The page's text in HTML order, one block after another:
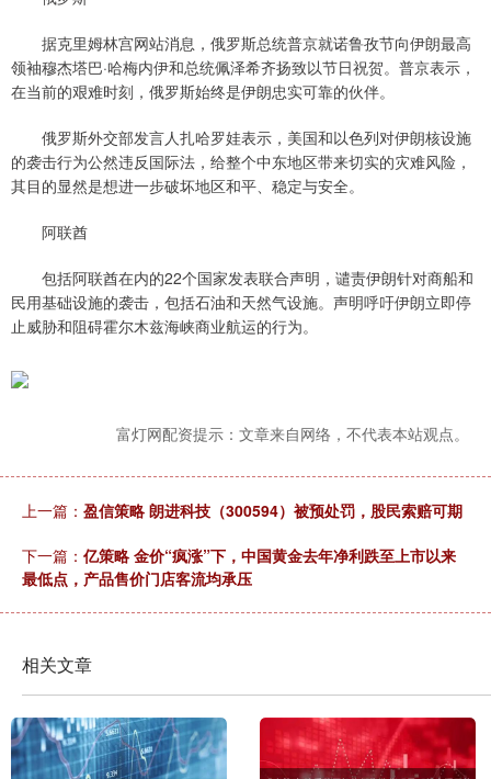
据克里姆林宫网站消息，俄罗斯总统普京就诺鲁孜节向伊朗最高
领袖穆杰塔巴·哈梅内伊和总统佩泽希齐扬致以节日祝贺。普京表示，
在当前的艰难时刻，俄罗斯始终是伊朗忠实可靠的伙伴。
俄罗斯外交部发言人扎哈罗娃表示，美国和以色列对伊朗核设施
的袭击行为公然违反国际法，给整个中东地区带来切实的灾难风险，
其目的显然是想进一步破坏地区和平、稳定与安全。
阿联酋
包括阿联酋在内的22个国家发表联合声明，谴责伊朗针对商船和
民用基础设施的袭击，包括石油和天然气设施。声明呼吁伊朗立即停
止威胁和阻碍霍尔木兹海峡商业航运的行为。
富灯网配资提示：文章来自网络，不代表本站观点。
上一篇： 盈信策略 朗进科技（300594）被预处罚，股民索赔可期
下一篇： 亿策略 金价“疯涨”下，中国黄金去年净利跌至上市以来
最低点，产品售价门店客流均承压
相关文章